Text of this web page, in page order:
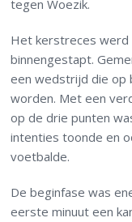
tegen Woezik.
Het kerstreces werd
binnengestapt.
een wedstrijd die op
worden. Met een
op de drie punten
intenties toonde en
voetbalde.
De beginfase was
eerste minuut een